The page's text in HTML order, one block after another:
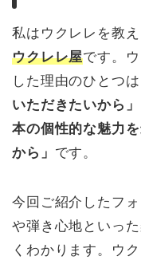
私はウクレレを教
ウクレレ屋です。
した理由のひとつは
いただきたいから」
本の個性的な魅力
から」 です。
今回ご紹介したフ
や弾き心地といっ
くわかります。ウ